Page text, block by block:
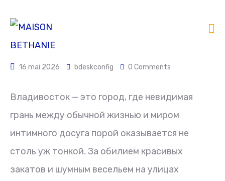
16 mai 2026 bdeskconfig 0 Comments
Владивосток — это город, где невидимая
грань между обычной жизнью и миром
интимного досуга порой оказывается не
столь уж тонкой. За обилием красивых
закатов и шумным весельем на улицах